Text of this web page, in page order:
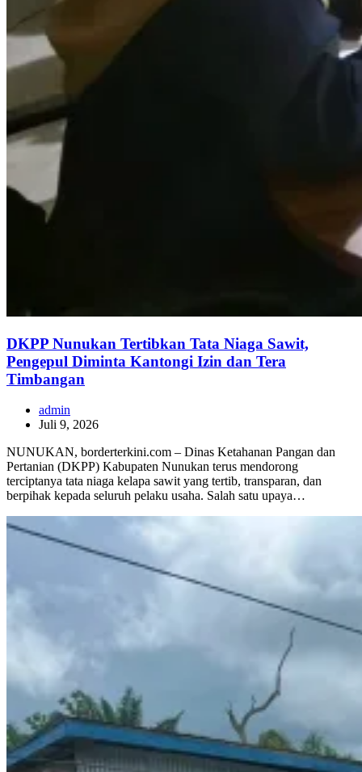
DKPP Nunukan Tertibkan Tata Niaga Sawit,
Pengepul Diminta Kantongi Izin dan Tera
Timbangan
admin
Juli 9, 2026
NUNUKAN, borderterkini.com – Dinas Ketahanan Pangan dan
Pertanian (DKPP) Kabupaten Nunukan terus mendorong
terciptanya tata niaga kelapa sawit yang tertib, transparan, dan
berpihak kepada seluruh pelaku usaha. Salah satu upaya…